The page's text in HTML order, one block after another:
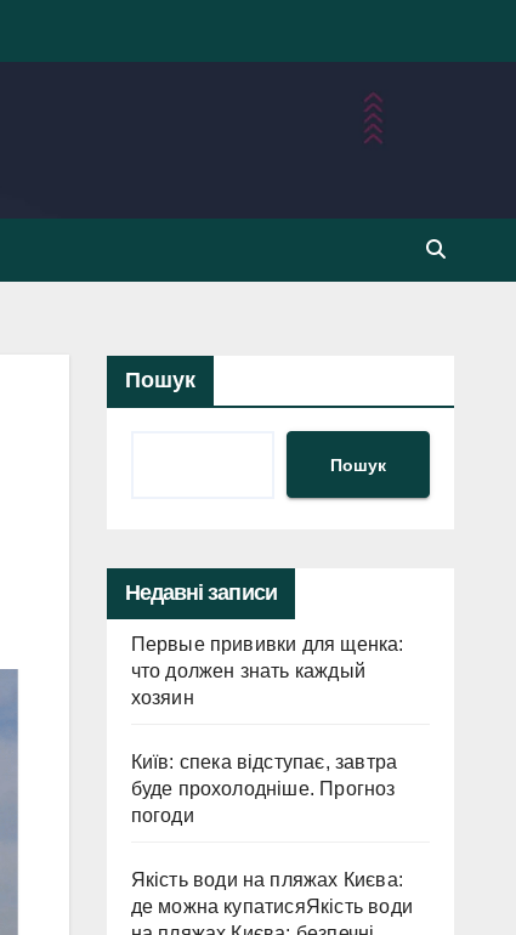
Пошук
Пошук
Недавні записи
Первые прививки для щенка:
что должен знать каждый
хозяин
Київ: спека відступає, завтра
буде прохолодніше. Прогноз
погоди
Якість води на пляжах Києва:
де можна купатисяЯкість води